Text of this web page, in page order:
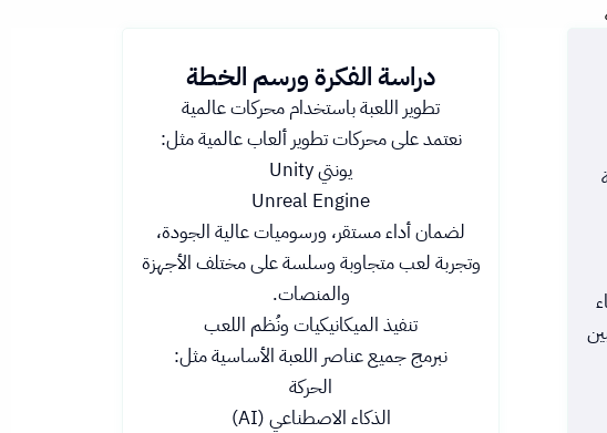
دراسة الفكرة ورسم الخطة
تطوير اللعبة باستخدام محركات عالمية
نعتمد على محركات تطوير ألعاب عالمية مثل:
يونتي Unity
Unreal Engine
لضمان أداء مستقر، ورسوميات عالية الجودة،
وتجربة لعب متجاوبة وسلسة على مختلف الأجهزة
والمنصات.
تنفيذ الميكانيكيات ونُظم اللعب
نبرمج جميع عناصر اللعبة الأساسية مثل:
الحركة
الذكاء الاصطناعي (AI)